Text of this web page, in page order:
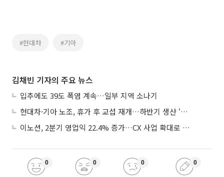
#현대차 #기아
김채빈 기자의 주요 뉴스
입추에도 39도 폭염 계속…일부 지역 소나기
현대차·기아 노조, 휴가 후 교섭 재개…하반기 생산 ‘분수령’
이노션, 2분기 영업익 22.4% 증가…CX 사업 확대로 성장세 지속
0 0 0 0